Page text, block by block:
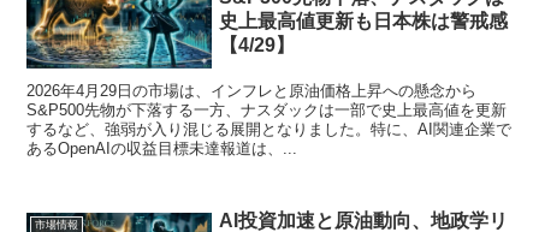
史上最高値更新も日本株は警戒感
【4/29】
2026年4月29日の市場は、インフレと原油価格上昇への懸念から
S&P500先物が下落する一方、ナスダックは一部で史上最高値を更新
するなど、強弱が入り混じる展開となりました。特に、AI関連企業で
あるOpenAIの収益目標未達報道は、...
市場情報
AI投資加速と原油動向、地政学リ